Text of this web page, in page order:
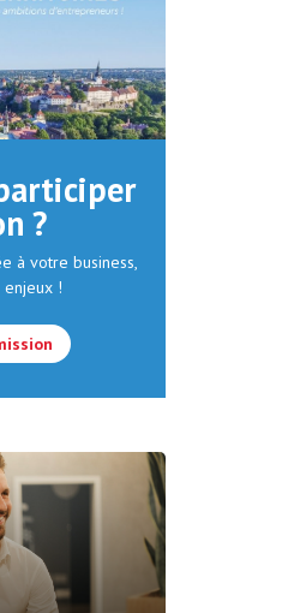
?
à votre business,
!